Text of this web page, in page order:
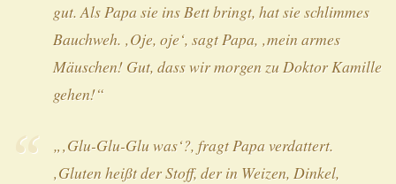
gut. Als Papa sie ins Bett bringt, hat sie schlimmes
Bauchweh. ‚Oje, oje‘, sagt Papa, ‚mein armes
Mäuschen! Gut, dass wir morgen zu Doktor Kamille
gehen!“
„‚Glu-Glu-Glu was‘?, fragt Papa verdattert.
‚Gluten heißt der Stoff, der in Weizen, Dinkel,